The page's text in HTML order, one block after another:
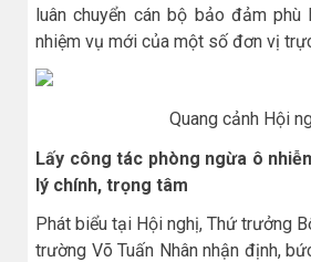
luân chuyển cán bộ bảo đảm phù
nhiệm vụ mới của một số đơn vị
Quang cảnh Hội
Lấy công tác phòng ngừa ô
lý chính, trọng tâm
Phát biểu tại Hội nghị, Thứ trưởng
trường Võ Tuấn Nhân nhận định,